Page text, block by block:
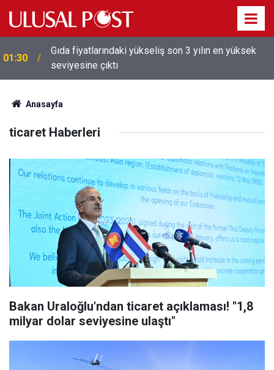
01:30
Gıda fiyatlarındaki yükseliş son 3 yılın en yüksek
seviyesine çıktı
Anasayfa
ticaret Haberleri
Bakan Uraloğlu'ndan ticaret açıklaması! "1,8
milyar dolar seviyesine ulaştı"